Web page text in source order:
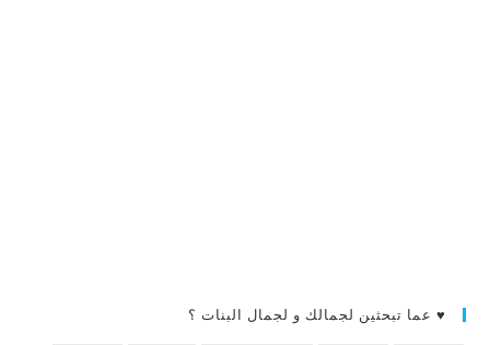
♥ عما تبحثين لجمالك و لجمال البنات ؟